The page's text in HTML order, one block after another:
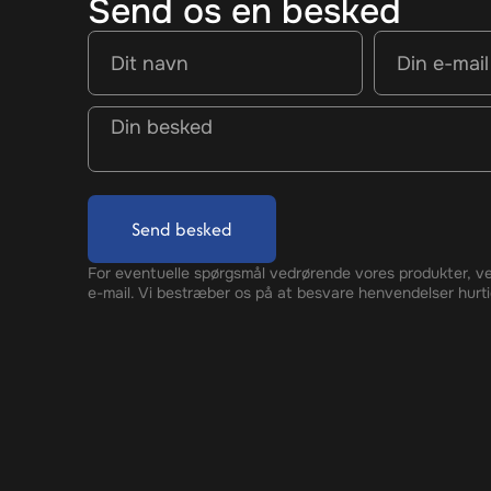
Send os en besked
Send besked
For eventuelle spørgsmål vedrørende vores produkter,
e-mail. Vi bestræber os på at besvare henvendelser